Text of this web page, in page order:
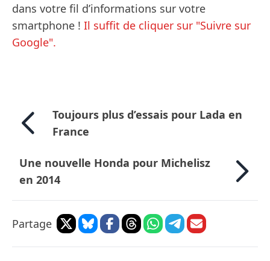
dans votre fil d’informations sur votre
smartphone ! Il suffit de cliquer sur "Suivre sur
Google".
Toujours plus d’essais pour Lada en
France
Une nouvelle Honda pour Michelisz
en 2014
Partage